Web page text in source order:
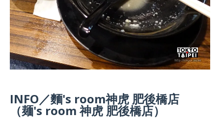
INFO／麵's room神虎 肥後橋店
（麺's room 神虎 肥後橋店）